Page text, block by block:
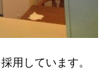
用しています。